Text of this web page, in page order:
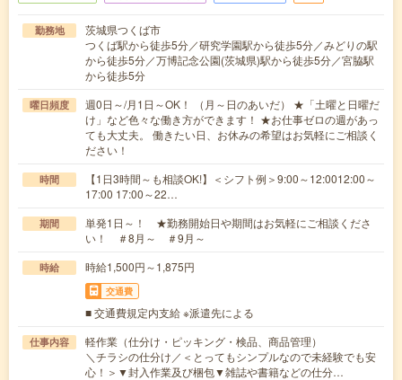
勤務地
茨城県つくば市
つくば駅から徒歩5分／研究学園駅から徒歩5分／みどりの駅
から徒歩5分／万博記念公園(茨城県)駅から徒歩5分／宮脇駅
から徒歩5分
曜日頻度
週0日～/月1日～OK！ （月～日のあいだ） ★「土曜と日曜だ
け」など色々な働き方ができます！ ★お仕事ゼロの週があっ
ても大丈夫。 働きたい日、お休みの希望はお気軽にご相談く
ださい！
時間
【1日3時間～も相談OK!】＜シフト例＞9:00～12:0012:00～
17:00 17:00～22…
期間
単発1日～！ ★勤務開始日や期間はお気軽にご相談くださ
い！ ＃8月～ ＃9月～
時給 時給1,500円～1,875円
交通費
■ 交通費規定内支給 ※派遣先による
仕事内容
軽作業（仕分け・ピッキング・検品、商品管理）
＼チラシの仕分け／＜とってもシンプルなので未経験でも安
心！＞▼封入作業及び梱包▼雑誌や書籍などの仕分…